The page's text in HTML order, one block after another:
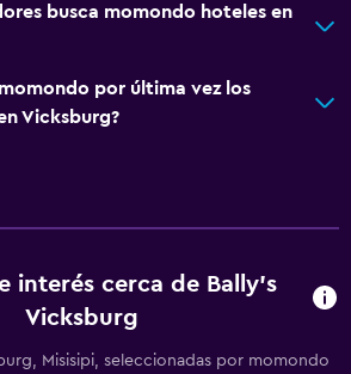
(bebidas)
busca momondo hoteles en
por última vez los
Vicksburg?
interés cerca de Bally's
Vicksburg
Misisipi, seleccionadas por momondo